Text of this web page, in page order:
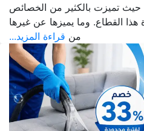
حيث تميزت بالكثير من الخصائص
هذا القطاع. وما يميزها عن غيرها
من قراءة المزيد...